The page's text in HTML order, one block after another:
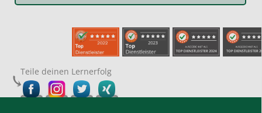
Teile deinen Lernerfolg